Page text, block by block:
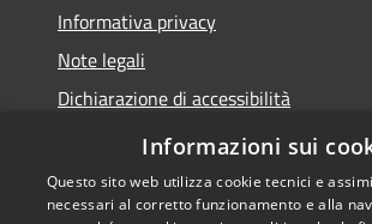
Informativa privacy
Note legali
Dichiarazione di accessibilità
Piano di miglioramento del sito
Informazioni sui
Questo sito web utilizza cookie tecnici e
necessari al corretto funzionamento e alla